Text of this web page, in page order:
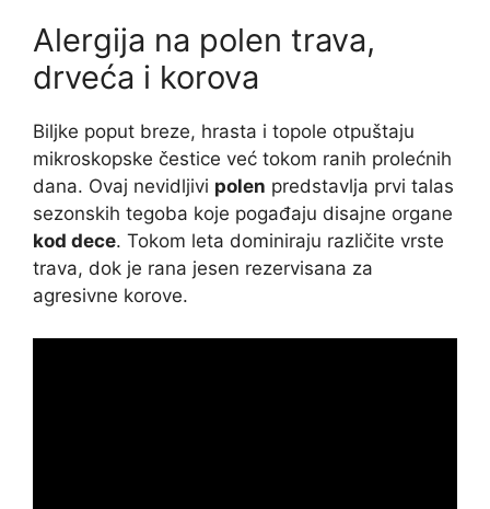
Alergija na polen trava,
drveća i korova
Biljke poput breze, hrasta i topole otpuštaju
mikroskopske čestice već tokom ranih prolećnih
dana. Ovaj nevidljivi polen predstavlja prvi talas
sezonskih tegoba koje pogađaju disajne organe
kod dece. Tokom leta dominiraju različite vrste
trava, dok je rana jesen rezervisana za
agresivne korove.